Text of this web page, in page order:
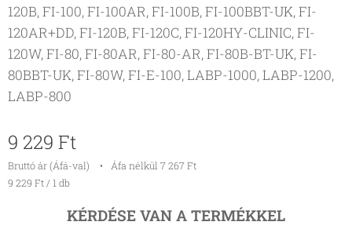
120B, FI-100, FI-100AR, FI-100B, FI-100BBT-UK, FI-
120AR+DD, FI-120B, FI-120C, FI-120HY-CLINIC, FI-
120W, FI-80, FI-80AR, FI-80-AR, FI-80B-BT-UK, FI-
80BBT-UK, FI-80W, FI-E-100, LABP-1000, LABP-1200,
LABP-800
9 229 Ft
Bruttó ár (Áfá-val)
Áfa nélkül 7 267 Ft
9 229 Ft / 1 db
KÉRDÉSE VAN A TERMÉKKEL